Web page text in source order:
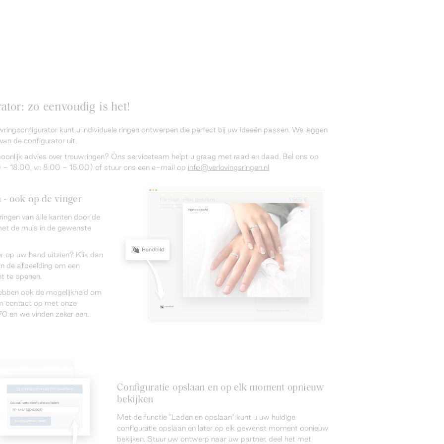
zo eenvoudig is het!
kunt u individuele ringen ontwerpen die perfect bij uw ideeën passen. We leggen
de configurator uit.
advies over trouwringen? Ons serviceteam helpt u graag met raad en daad. Bel ons op
vr: 8.00 - 15.00) of stuur ons een e-mail op info@verlovingsringen.nl
- ook op de vinger
van alle kanten door de
de muis in de gewenste
op uw hand uitzien? Klik dan
de afbeelding om een
te openen.
ook de mogelijkheid om
contact op met onze
en we vinden zeker een.
Configuratie opslaan en op elk moment opnieuw
bekijken
Met de functie "Laden en opslaan" kunt u uw huidige
configuratie opslaan en later op elk gewenst moment opnieuw
bekijken. Stuur uw ontwerp naar uw partner, deel het met